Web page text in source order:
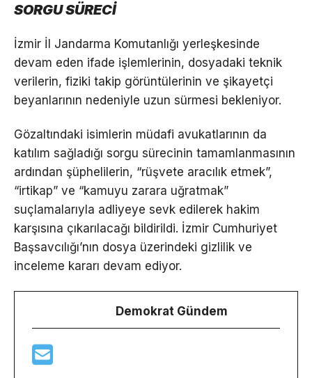
SORGU SÜRECİ
İzmir İl Jandarma Komutanlığı yerleşkesinde
devam eden ifade işlemlerinin, dosyadaki teknik
verilerin, fiziki takip görüntülerinin ve şikayetçi
beyanlarının nedeniyle uzun sürmesi bekleniyor.
Gözaltındaki isimlerin müdafi avukatlarının da
katılım sağladığı sorgu sürecinin tamamlanmasının
ardından şüphelilerin, “rüşvete aracılık etmek”,
“irtikap” ve “kamuyu zarara uğratmak”
suçlamalarıyla adliyeye sevk edilerek hakim
karşısına çıkarılacağı bildirildi. İzmir Cumhuriyet
Başsavcılığı’nın dosya üzerindeki gizlilik ve
inceleme kararı devam ediyor.
Demokrat Gündem